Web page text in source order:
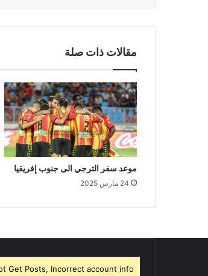
مقالات ذات صلة
موعد سفر الترجي الى جنوب إفريقيا
24 مارس 2025
Get Posts, Incorrect account info.